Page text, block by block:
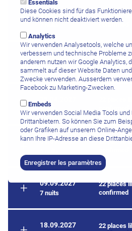
07.04.2027
4 places
16.04.2027
7 nuits
22 places
confirmed
25.04.2027
8 nuits
confirmed
01.09.2027
22 places
09.09.2027
7 nuits
22 places
confirmed
18.09.2027
22 places
Essentials
Diese Cookies sind für das
und können nicht deaktiviert werden.
Analytics
Wir verwenden Analysetools, welche
verbessern und technische Probleme
anderem nutzen wir Google Analytics,
sammelt auf dieser Website Daten
Zwecke verwenden. Ausserdem
Facebook zu Marketing-Zwecken.
Embeds
Wir verwenden Social Media Tools und
Drittanbietern. So können Sie zum
oder Grafiken auf unserem Online-
kann Ihre IP-Adresse an diese
Enregistrer les paramètres